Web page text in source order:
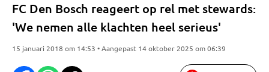
FC Den Bosch reageert op rel met stewards:
'We nemen alle klachten heel serieus'
15 januari 2018 om 14:53 • Aangepast 14 oktober 2025 om 06:39